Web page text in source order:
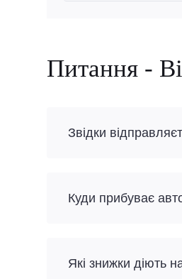
Питання -
Звідки
Куди прибуває
Які знижки діють